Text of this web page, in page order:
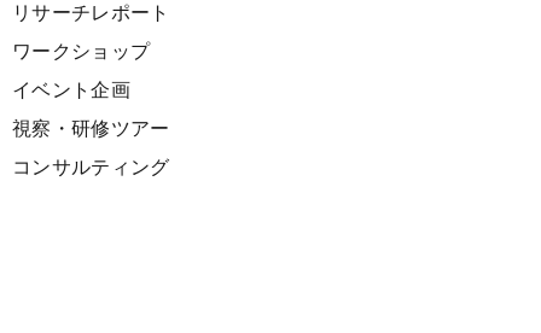
リサーチレポート
ワークショップ
イベント企画
視察・研修ツアー
コンサルティング